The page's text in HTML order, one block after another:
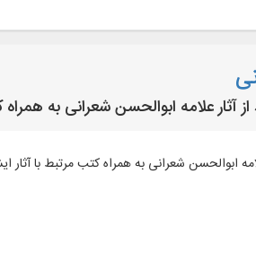
در 105 جلد از آثار علامه ابوالحسن شعرانی به همراه کتب